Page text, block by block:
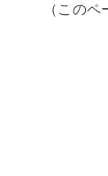
（この